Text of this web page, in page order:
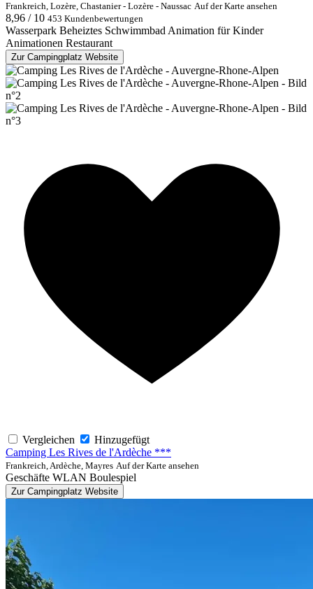
Frankreich, Lozère, Chastanier - Lozère - Naussac Auf der Karte ansehen
8,96 / 10 453 Kundenbewertungen
Wasserpark Beheiztes SchwimmbadAnimation für Kinder
Animationen Restaurant
Zur Campingplatz Website
Vergleichen
Hinzugefügt
Camping Les Rives de l'Ardèche ***
Frankreich, Ardèche, Mayres Auf der Karte ansehen
Geschäfte WLAN Boulespiel
Zur Campingplatz Website